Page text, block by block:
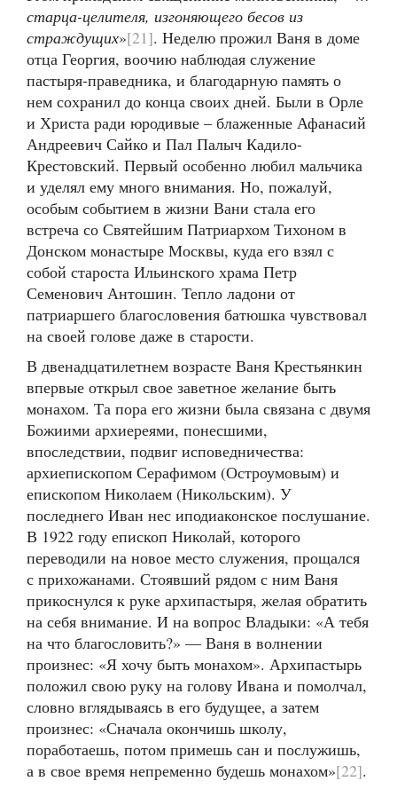
старца-целителя, изгоняющего бесов из
страждущих»[21]. Неделю прожил Ваня в доме
отца Георгия, воочию наблюдая служение
пастыря-праведника, и благодарную память о
нем сохранил до конца своих дней. Были в Орле
и Христа ради юродивые – блаженные Афанасий
Андреевич Сайко и Пал Палыч Кадило-
Крестовский. Первый особенно любил мальчика
и уделял ему много внимания. Но, пожалуй,
особым событием в жизни Вани стала его
встреча со Святейшим Патриархом Тихоном в
Донском монастыре Москвы, куда его взял с
собой староста Ильинского храма Петр
Семенович Антошин. Тепло ладони от
патриаршего благословения батюшка чувствовал
на своей голове даже в старости.
В двенадцатилетнем возрасте Ваня Крестьянкин
впервые открыл свое заветное желание быть
монахом. Та пора его жизни была связана с двумя
Божиими архиереями, понесшими,
впоследствии, подвиг исповедничества:
архиепископом Серафимом (Остроумовым) и
епископом Николаем (Никольским). У
последнего Иван нес иподиаконское послушание.
В 1922 году епископ Николай, которого
переводили на новое место служения, прощался
с прихожанами. Стоявший рядом с ним Ваня
прикоснулся к руке архипастыря, желая обратить
на себя внимание. И на вопрос Владыки: «А тебя
на что благословить?» — Ваня в волнении
произнес: «Я хочу быть монахом». Архипастырь
положил свою руку на голову Ивана и помолчал,
словно вглядываясь в его будущее, а затем
произнес: «Сначала окончишь школу,
поработаешь, потом примешь сан и послужишь,
а в свое время непременно будешь монахом»[22].